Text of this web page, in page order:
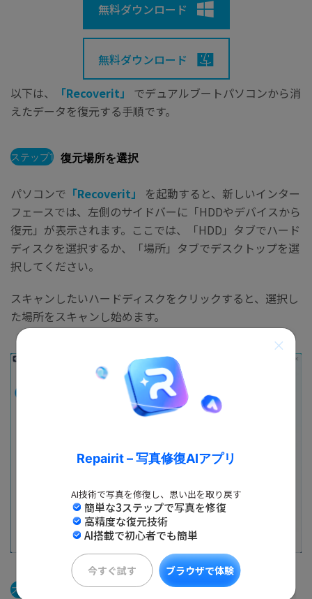
Repairit – 写真修復AIアプリ
AI技術で写真を修復し、思い出を取り戻す
簡単な3ステップで写真を修復
高精度な復元技術
AI搭載で初心者でも簡単
今すぐ試す ブラウザで体験
無料ダウンロード
無料ダウンロード
以下は、
「Recoverit」
でデュアルブートパソコンから消
えたデータを復元する手順です。
ステップ1 復元場所を選択
パソコンで 「Recoverit」
を起動すると、新しいインター
フェースでは、左側のサイドバーに「HDDやデバイスから
復元」が表示されます。ここでは、「HDD」タブでハード
ディスクを選択するか、「場所」タブでデスクトップを選
択してください。
スキャンしたいハードディスクをクリックすると、選択し
た場所をスキャンし始めます。
ステップ2 パソコンの消えたデータをスキャンします。